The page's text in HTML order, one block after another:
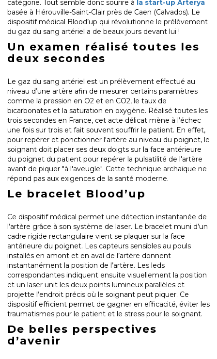
catégorie. Tout semble donc sourire à la start-up Arterya
basée à Hérouville-Saint-Clair près de Caen (Calvados). Le
dispositif médical Blood’up qui révolutionne le prélèvement
du gaz du sang artériel a de beaux jours devant lui !
Un examen réalisé toutes les
deux secondes
Le gaz du sang artériel est un prélèvement effectué au
niveau d’une artère afin de mesurer certains paramètres
comme la pression en O2 et en CO2, le taux de
bicarbonates et la saturation en oxygène. Réalisé toutes les
trois secondes en France, cet acte délicat mène à l’échec
une fois sur trois et fait souvent souffrir le patient. En effet,
pour repérer et ponctionner l'artère au niveau du poignet, le
soignant doit placer ses deux doigts sur la face antérieure
du poignet du patient pour repérer la pulsatilité de l'artère
avant de piquer "à l'aveugle". Cette technique archaïque ne
répond pas aux exigences de la santé moderne.
Le bracelet Blood’up
Ce dispositif médical permet une détection instantanée de
l’artère grâce à son système de laser. Le bracelet muni d’un
cadre rigide rectangulaire vient se plaquer sur la face
antérieure du poignet. Les capteurs sensibles au pouls
installés en amont et en aval de l’artère donnent
instantanément la position de l’artère. Les leds
correspondantes indiquent ensuite visuellement la position
et un laser unit les deux points lumineux parallèles et
projette l’endroit précis où le soignant peut piquer. Ce
dispositif efficient permet de gagner en efficacité, éviter les
traumatismes pour le patient et le stress pour le soignant.
De belles perspectives
d’avenir